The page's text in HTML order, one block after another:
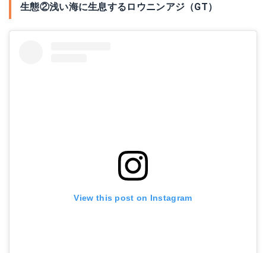
生態②浅い海に生息するロウニンアジ（GT）
View this post on Instagram